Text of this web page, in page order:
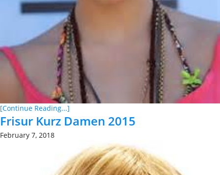
[Continue Reading...]
Frisur Kurz Damen 2015
February 7, 2018